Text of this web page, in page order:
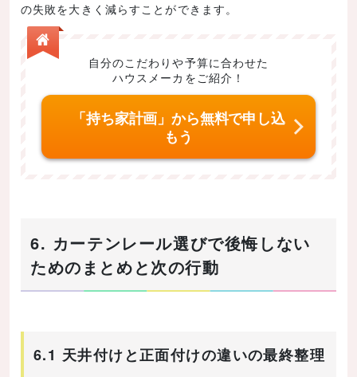
の失敗を大きく減らすことができます。
自分のこだわりや予算に合わせた
ハウスメーカをご紹介！
「持ち家計画」から無料で申し込
もう
6. カーテンレール選びで後悔しない
ためのまとめと次の行動
6.1 天井付けと正面付けの違いの最終整理